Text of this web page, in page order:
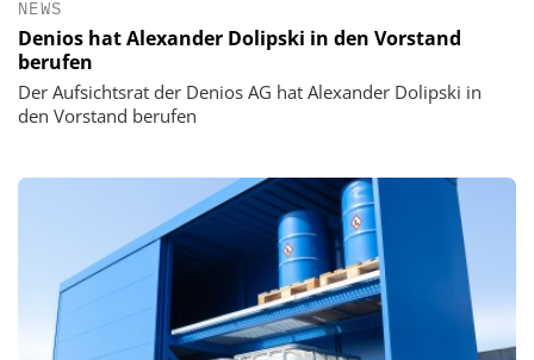
NEWS
Denios hat Alexander Dolipski in den Vorstand
berufen
Der Aufsichtsrat der Denios AG hat Alexander Dolipski in
den Vorstand berufen